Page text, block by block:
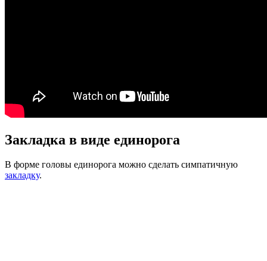
Закладка в виде единорога
В форме головы единорога можно сделать симпатичную
закладку.